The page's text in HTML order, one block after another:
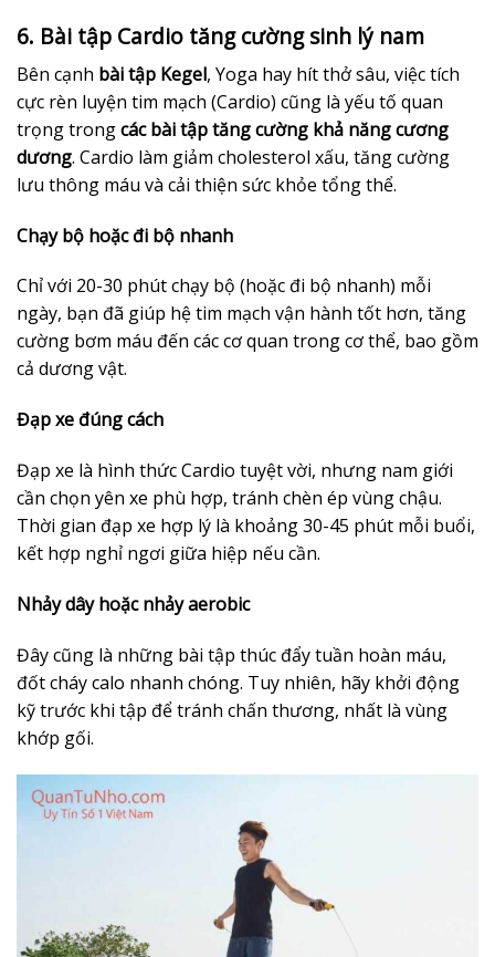
6. Bài tập Cardio tăng cường sinh lý nam
Bên cạnh bài tập Kegel, Yoga hay hít thở sâu, việc tích
cực rèn luyện tim mạch (Cardio) cũng là yếu tố quan
trọng trongcác bài tập tăng cường khả năng cương
dương. Cardio làm giảm cholesterol xấu, tăng cường
lưu thông máu và cải thiện sức khỏe tổng thể.
Chạy bộ hoặc đi bộ nhanh
Chỉ với 20-30 phút chạy bộ (hoặc đi bộ nhanh) mỗi
ngày, bạn đã giúp hệ tim mạch vận hành tốt hơn, tăng
cường bơm máu đến các cơ quan trong cơ thể, bao gồm
cả dương vật.
Đạp xe đúng cách
Đạp xe là hình thức Cardio tuyệt vời, nhưng nam giới
cần chọn yên xe phù hợp, tránh chèn ép vùng chậu.
Thời gian đạp xe hợp lý là khoảng 30-45 phút mỗi buổi,
kết hợp nghỉ ngơi giữa hiệp nếu cần.
Nhảy dây hoặc nhảy aerobic
Đây cũng là những bài tập thúc đẩy tuần hoàn máu,
đốt cháy calo nhanh chóng. Tuy nhiên, hãy khởi động
kỹ trước khi tập để tránh chấn thương, nhất là vùng
khớp gối.